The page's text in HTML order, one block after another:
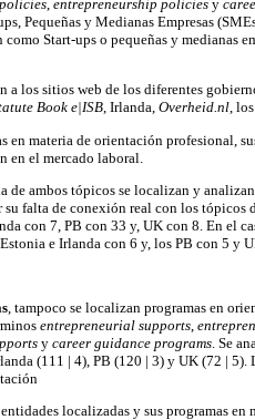
, entrepreneurship policies y
Pequeñas y Medianas Empresas
Start-ups o pequeñas y medianas
a los sitios web de los diferentes
Book e|ISB, Irlanda, Overheid.nl,
en materia de orientación profesional,
el mercado laboral.
de ambos tópicos se localizan y
su falta de conexión real con los
con 7, PB con 33 y, UK con 8. En el
Estonia e Irlanda con 6 y, los PB con 5 y
, tampoco se localizan programas en
entrepreneurial supports,
y career guidance programs. Se
(111 | 4), PB (120 | 3) y UK (72 | 5).
localizadas y sus programas